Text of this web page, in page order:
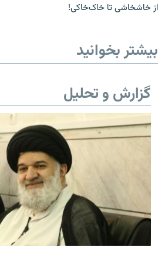
از خاشخاشی تا خاک‌خاکی!
بیشتر بخوانید
گزارش و تحلیل